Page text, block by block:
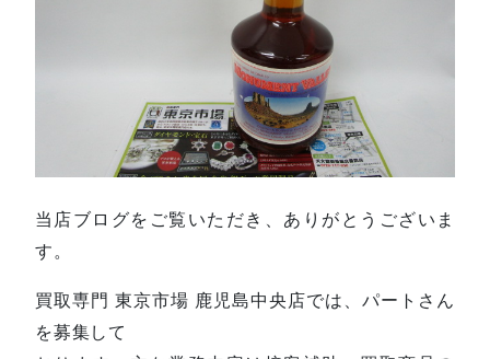
当店ブログをご覧いただき、ありがとうございま
す。
買取専門 東京市場 鹿児島中央店では、パートさん
を募集して